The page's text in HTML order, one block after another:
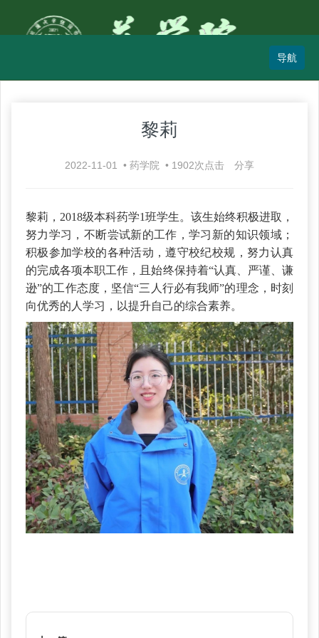
黎莉
2022-11-01 • 药学院 • 1902次点击 分享
黎莉，2018级本科药学1班学生。该生始终积极进取，
努力学习，不断尝试新的工作，学习新的知识领域；
积极参加学校的各种活动，遵守校纪校规，努力认真
的完成各项本职工作，且始终保持着“认真、严谨、谦
逊”的工作态度，坚信“三人行必有我师”的理念，时刻
向优秀的人学习，以提升自己的综合素养。